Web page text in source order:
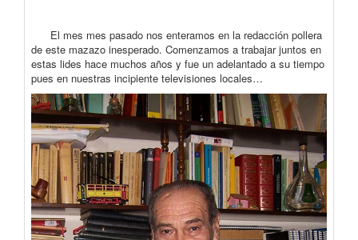
El mes mes pasado nos enteramos en la redacción pollera
de este mazazo inesperado. Comenzamos a trabajar juntos en
estas lides hace muchos años y fue un adelantado a su tiempo
pues en nuestras incipiente televisiones locales…